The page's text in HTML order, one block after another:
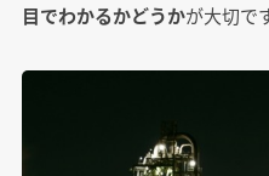
目でわかるかどうかが大切で